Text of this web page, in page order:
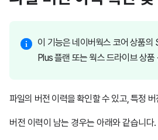
이 기능은 네이버웍스 코어 상품
Plus 플랜 또는 웍스 드라이브 상
파일의 버전 이력을 확인할 수 있고, 특정
버전 이력이 남는 경우는 아래와 같습니다.